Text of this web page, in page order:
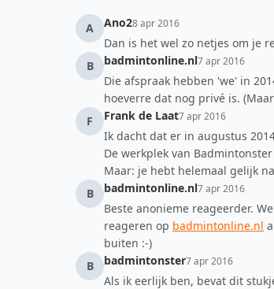
A Ano28 apr 2016
Dan is het wel zo netjes om je
B
badmintonline.nl7 apr 2016
Die afspraak hebben 'we' in
hoeverre dat nog privé is.
F
Frank de Laat7 apr 2016
Ik dacht dat er in augustus
De werkplek van
Maar: je hebt helemaal gelijk
B
badmintonline.nl7 apr 2016
Beste anonieme reageerder.
reageren op badmintonline.nl
buiten :-)
B
badmintonster7 apr 2016
Als ik eerlijk ben, bevat dit